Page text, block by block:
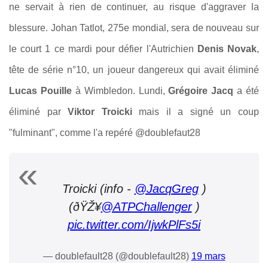
ne servait à rien de continuer, au risque d'aggraver la
blessure. Johan Tatlot, 275e mondial, sera de nouveau sur
le court 1 ce mardi pour défier l'Autrichien Denis Novak,
tête de série n°10, un joueur dangereux qui avait éliminé
Lucas Pouille à Wimbledon. Lundi,Grégoire Jacqa été
éliminé parViktor Troicki mais il a signé un coup
"fulminant", comme l'a repéré @doublefaut28
Troicki (info - @JacqGreg)
(ðŸŽ¥@ATPChallenger)
pic.twitter.com/IjwkPlFs5i
— doublefault28 (@doublefault28) 19 mars